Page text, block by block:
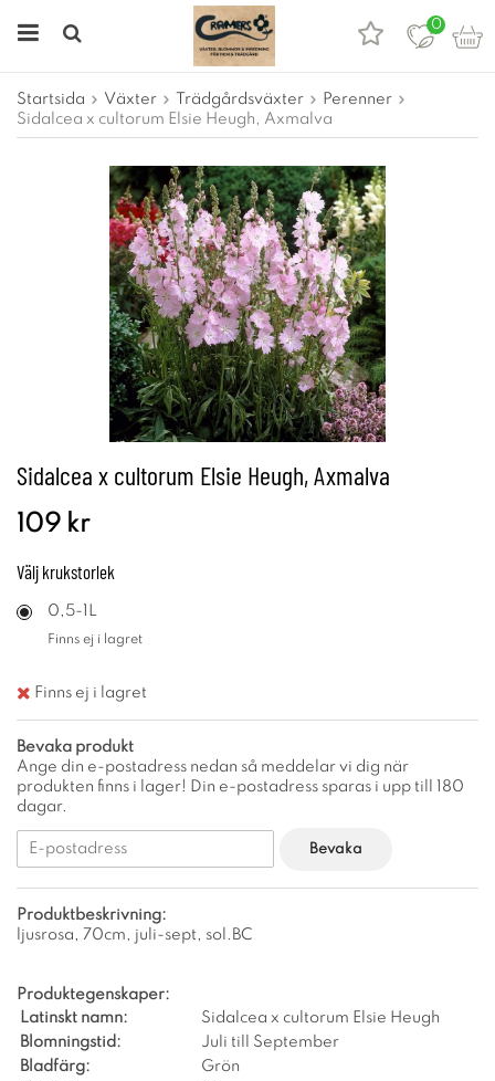
0
Startsida Växter Trädgårdsväxter
Perenner
Sidalcea x cultorum Elsie Heugh, Axmalva
Sidalcea x cultorum Elsie Heugh, Axmalva
109 kr
Välj krukstorlek
0,5-1L
Finns ej i lagret
Finns ej i lagret
Bevaka produkt
Ange din e-postadress nedan så meddelar vi dig när
produkten finns i lager! Din e-postadress sparas i upp till 180
dagar.
Bevaka
Produktbeskrivning:
ljusrosa, 70cm, juli-sept, sol.BC
Produktegenskaper:
Latinskt namn:
Sidalcea x cultorum Elsie Heugh
Blomningstid:
Juli till September
Bladfärg:
Grön